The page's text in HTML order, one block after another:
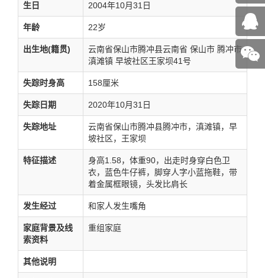
生日 2004年10月31日
年龄 22岁
出生地(籍贯)
云南省保山市腾冲县云南省 保山市 腾冲市
滇滩镇 早坡社区王家坝41号
失踪时身高 158厘米
失踪日期 2020年10月31日
失踪地址
云南省保山市腾冲县腾冲市，滇滩镇，早
坡社区，王家坝
特征描述
身高1.58，体重90，出走时身穿白色卫
衣，蓝色牛仔裤，脚穿人字小蓝拖鞋，带
着金属框眼镜，头发比肩长
发生经过 和家人发生嘴角
家庭背景及线
索资料
重组家庭
其他说明